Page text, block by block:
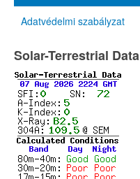
Adatvédelmi szabályzat
Solar-Terrestrial Data